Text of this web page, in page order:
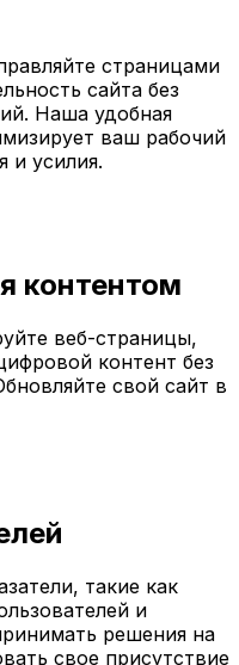
страницами
сайта без
Наша удобная
ваш рабочий
и усилия.
контентом
веб-страницы,
контент без
свой сайт в
такие как
и
решения на
свое присутствие